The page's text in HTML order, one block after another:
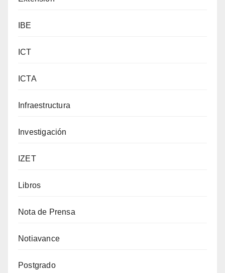
IBE
ICT
ICTA
Infraestructura
Investigación
IZET
Libros
Nota de Prensa
Notiavance
Postgrado